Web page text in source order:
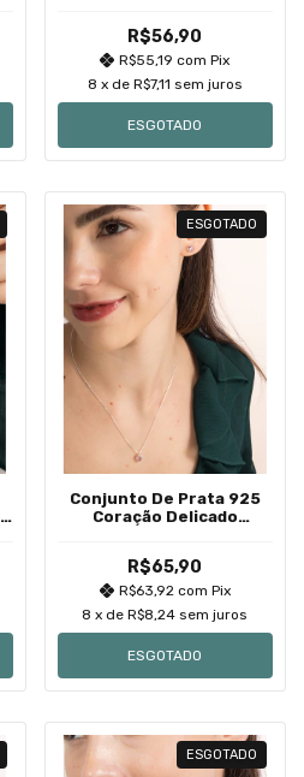
R$56,90
R$55,19com Pix
8 x de R$7,11 sem juros
ESGOTADO
ESGOTADO
Conjunto De Prata 925
Coração Delicado
R$65,90
R$63,92 com Pix
8 x deR$8,24 sem juros
ESGOTADO
ESGOTADO